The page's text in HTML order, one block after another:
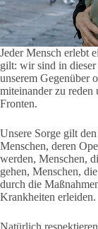
Jeder Mensch erlebt
gilt: wir sind in
unserem Gegenüber
miteinander zu
Fronten.
Unsere Sorge gilt
Menschen, deren
werden, Menschen,
gehen, Menschen,
durch die
Krankheiten erleiden.
Natürlich